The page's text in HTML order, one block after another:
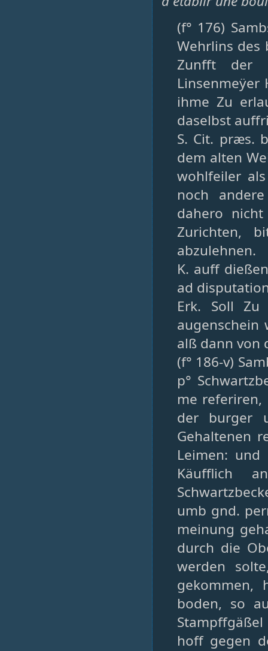
(f° 176)
Wehrlins des
Zunfft der
ihme Zu
daselbst
S. Cit. præs.
dem alten
wohlfeiler
noch
dahero
Zurichten,
abzulehnen.
K. auff
ad
Erk. Soll
augenschein
alß dann von
(f° 186-v)
p°
me referiren,
der burger
Gehaltenen
Leimen: und
Käufflich
umb gnd.
meinung
durch die
werden
gekommen,
boden, so
hoff gegen